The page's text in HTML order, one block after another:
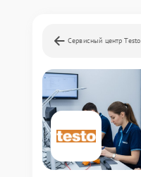
Сервисный центр Testo